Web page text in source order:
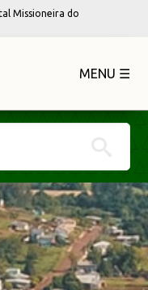
Missioneira do
MENU ☰